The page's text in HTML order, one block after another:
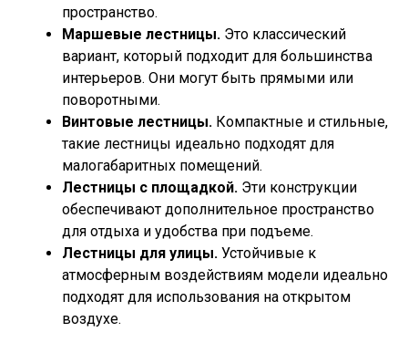
пространство.
Маршевые лестницы. Это классический
вариант, который подходит для большинства
интерьеров. Они могут быть прямыми или
поворотными.
Винтовые лестницы. Компактные и стильные,
такие лестницы идеально подходят для
малогабаритных помещений.
Лестницы с площадкой. Эти конструкции
обеспечивают дополнительное пространство
для отдыха и удобства при подъеме.
Лестницы для улицы. Устойчивые к
атмосферным воздействиям модели идеально
подходят для использования на открытом
воздухе.